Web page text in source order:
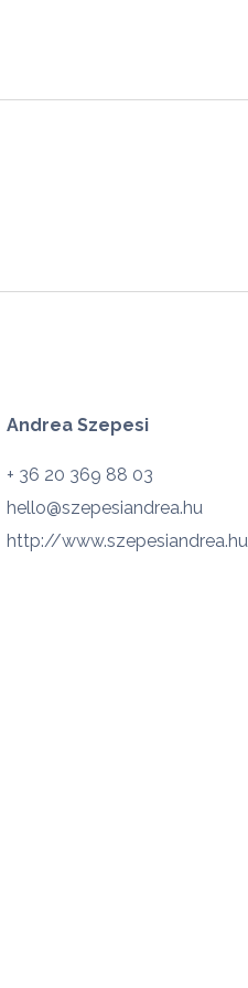
Andrea Szepesi
+ 36 20 369 88 03
hello@szepesiandrea.hu
http://www.szepesiandrea.hu